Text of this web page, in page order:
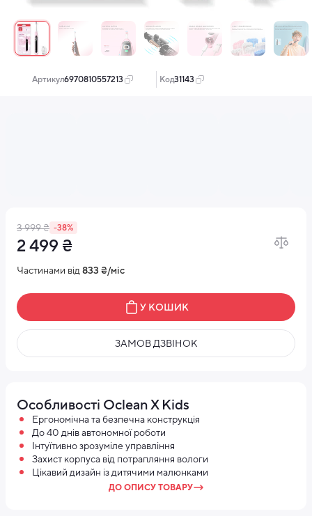
Артикул:6970810557213 Код:31143
3 999 ₴ -38%
2 499 ₴
У КОШИК
ЗАМОВ ДЗВІНОК
Частинами від 833 ₴/міс
Особливості Oclean X Kids
Ергономічна та безпечна конструкція
До 40 днів автономної роботи
Інтуїтивно зрозуміле управління
Захист корпуса від потрапляння вологи
Цікавий дизайн із дитячими малюнками
ДО ОПИСУ ТОВАРУ